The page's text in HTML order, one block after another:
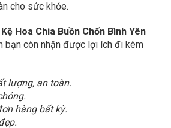
cho sức khỏe.
Kệ Hoa Chia Buồn Chốn Bình Yên
bạn còn nhận được lợi ích đi kèm
lượng, an toàn.
hàng bất kỳ.